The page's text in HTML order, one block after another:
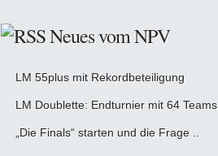
Neues vom NPV
LM 55plus mit Rekordbeteiligung
LM Doublette: Endturnier mit 64 Teams
„Die Finals“ starten und die Frage ..